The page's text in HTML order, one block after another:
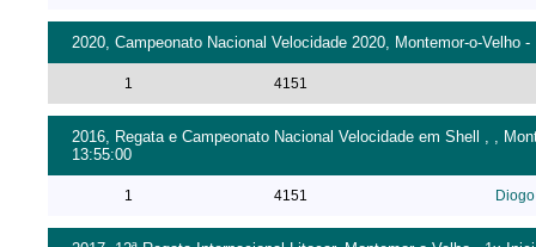
2020, Campeonato Nacional Velocidade 2020, Montemor-o-Velho
1 4151
2016, Regata e Campeonato Nacional Velocidade em Shell , ,
13:55:00
1 4151